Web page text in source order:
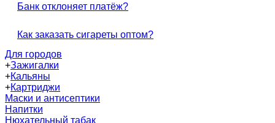
Банк отклоняет платёж?
Как заказать сигареты оптом?
Для городов
+Зажигалки
+Кальяны
+Картриджи
Маски и антисептики
Напитки
Нюхательный табак